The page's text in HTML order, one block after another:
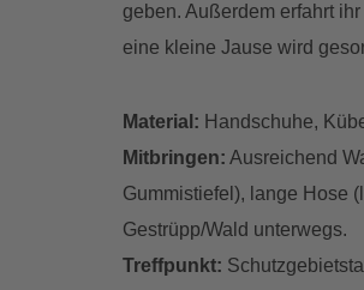
geben. Außerdem erfahrt
eine kleine Jause wird
Material: Handschuhe,
Mitbringen: Ausreichend
Gummistiefel), lange Hose
Gestrüpp/Wald unterwegs.
Treffpunkt: